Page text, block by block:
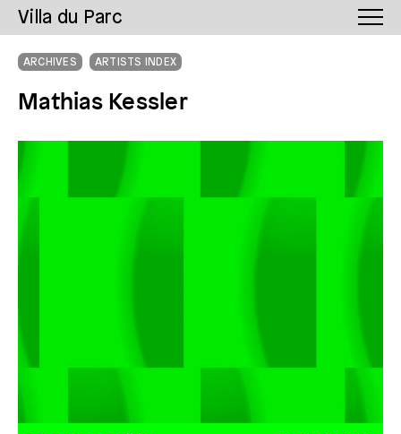
Villa du Parc
ARCHIVES ARTISTS INDEX
Mathias Kessler